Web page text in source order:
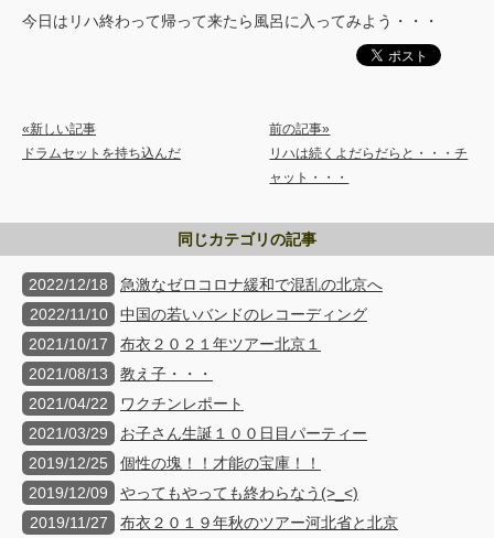
今日はリハ終わって帰って来たら風呂に入ってみよう・・・
«新しい記事
ドラムセットを持ち込んだ
前の記事»
リハは続くよだらだらと・・・チ
ャット・・・
同じカテゴリの記事
2022/12/18
急激なゼロコロナ緩和で混乱の北京へ
2022/11/10
中国の若いバンドのレコーディング
2021/10/17
布衣２０２１年ツアー北京１
2021/08/13
教え子・・・
2021/04/22
ワクチンレポート
2021/03/29
お子さん生誕１００日目パーティー
2019/12/25
個性の塊！！才能の宝庫！！
2019/12/09
やってもやっても終わらなう(>_<)
2019/11/27
布衣２０１９年秋のツアー河北省と北京